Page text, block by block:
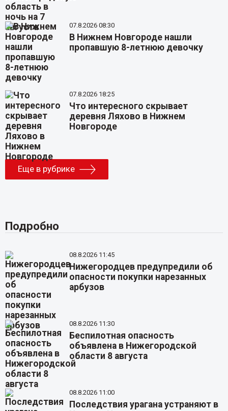
07.8.2026 08:30
В Нижнем Новгороде нашли
пропавшую 8-летнюю девочку
07.8.2026 18:25
Что интересного скрывает
деревня Ляхово в Нижнем
Новгороде
Еще в рубрике
Подробно
08.8.2026 11:45
Нижегородцев предупредили об
опасности покупки нарезанных
арбузов
08.8.2026 11:30
Беспилотная опасность
объявлена в Нижегородской
области 8 августа
08.8.2026 11:00
Последствия урагана устраняют в